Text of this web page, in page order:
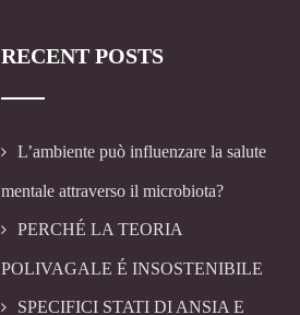
RECENT POSTS
L’ambiente può influenzare la salute
mentale attraverso il microbiota?
PERCHÉ LA TEORIA
POLIVAGALE É INSOSTENIBILE
SPECIFICI STATI DI ANSIA E